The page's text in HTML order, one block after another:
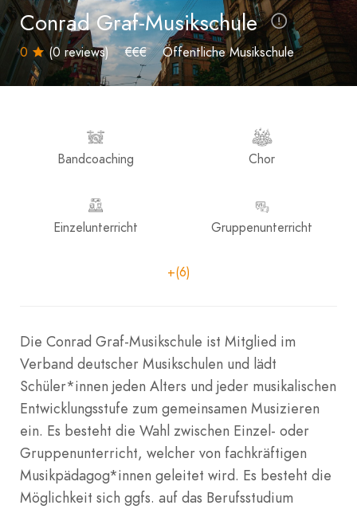
Conrad Graf-Musikschule
0 (0 reviews) €€€ Öffentliche Musikschule
Bandcoaching Chor
Einzelunterricht Gruppenunterricht
+(6)
Die Conrad Graf-Musikschule ist Mitglied im
Verband deutscher Musikschulen und lädt
Schüler*innen jeden Alters und jeder musikalischen
Entwicklungsstufe zum gemeinsamen Musizieren
ein. Es besteht die Wahl zwischen Einzel- oder
Gruppenunterricht, welcher von fachkräftigen
Musikpädagog*innen geleitet wird. Es besteht die
Möglichkeit sich ggfs. auf das Berufsstudium